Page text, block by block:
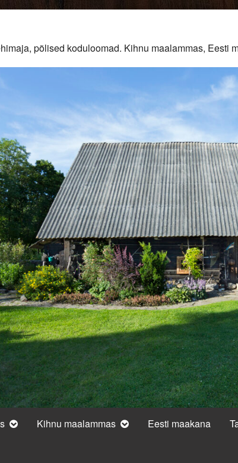
põlised koduloomad. Kihnu maalammas, Eesti
Kihnu maalammas Eesti maakana